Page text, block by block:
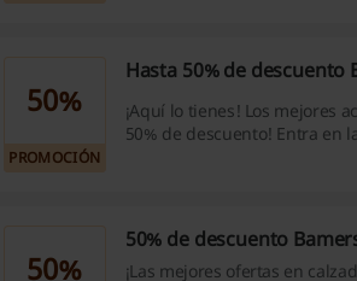
50%
PROMOCIÓN
Hasta 50% de descuento
¡Aquí lo tienes! Los mejores
50% de descuento! Entra en
50%
50% de descuento
¡Las mejores ofertas en